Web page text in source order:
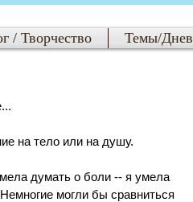
на тело или на душу.
думать о боли -- я умела
могли бы сравниться
/ Творчество Темы/